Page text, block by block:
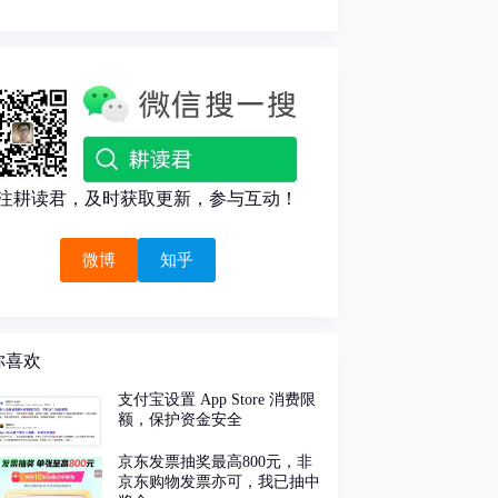
耕读君，及时获取更新，参与互动！
微博 知乎
喜欢
支付宝设置 App Store 消费限
额，保护资金安全
京东发票抽奖最高800元，非
京东购物发票亦可，我已抽中